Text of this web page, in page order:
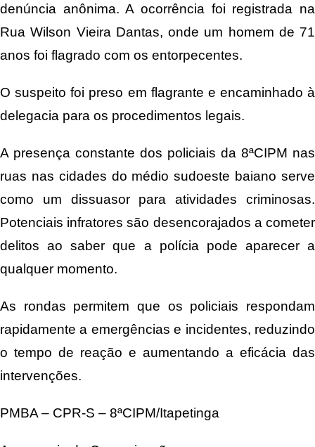
denúncia anônima. A ocorrência foi registrada na
Rua Wilson Vieira Dantas, onde um homem de 71
anos foi flagrado com os entorpecentes.
O suspeito foi preso em flagrante e encaminhado à
delegacia para os procedimentos legais.
A presença constante dos policiais da 8ªCIPM nas
ruas nas cidades do médio sudoeste baiano serve
como um dissuasor para atividades criminosas.
Potenciais infratores são desencorajados a cometer
delitos ao saber que a polícia pode aparecer a
qualquer momento.
As rondas permitem que os policiais respondam
rapidamente a emergências e incidentes, reduzindo
o tempo de reação e aumentando a eficácia das
intervenções.
PMBA – CPR-S – 8ªCIPM/Itapetinga